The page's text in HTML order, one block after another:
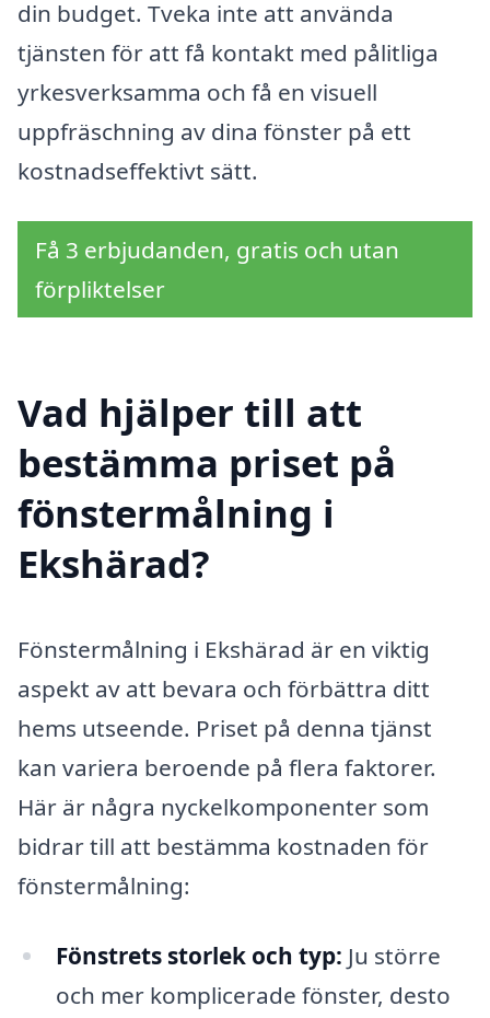
din budget. Tveka inte att använda
tjänsten för att få kontakt med pålitliga
yrkesverksamma och få en visuell
uppfräschning av dina fönster på ett
kostnadseffektivt sätt.
Få 3 erbjudanden, gratis och utan
förpliktelser
Vad hjälper till att
bestämma priset på
fönstermålning i
Ekshärad?
Fönstermålning i Ekshärad är en viktig
aspekt av att bevara och förbättra ditt
hems utseende. Priset på denna tjänst
kan variera beroende på flera faktorer.
Här är några nyckelkomponenter som
bidrar till att bestämma kostnaden för
fönstermålning:
Fönstrets storlek och typ: Ju större
och mer komplicerade fönster, desto